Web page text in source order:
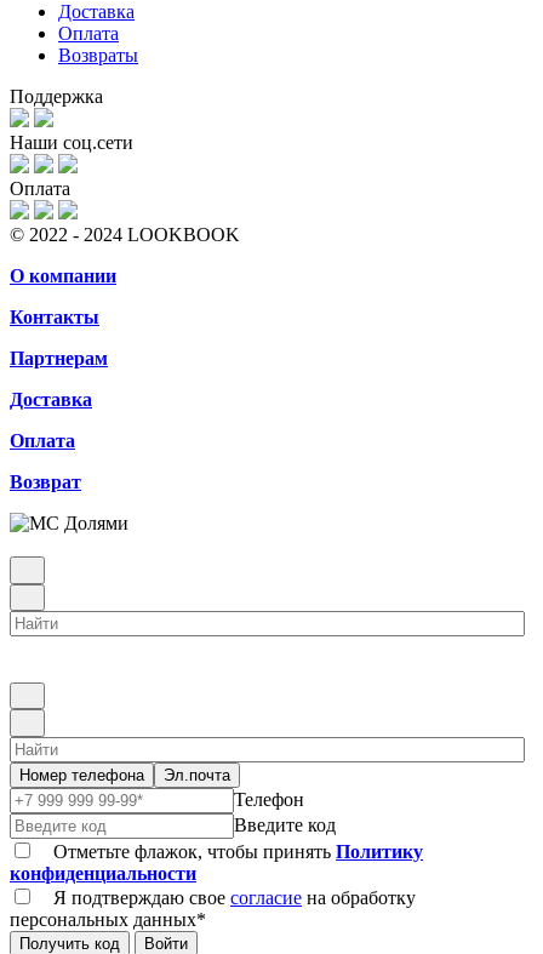
Доставка
Оплата
Возвраты
Поддержка
Наши соц.сети
Оплата
© 2022 - 2024 LOOKBOOK
О компании
Контакты
Партнерам
Доставка
Оплата
Возврат
Номер телефона Эл.почта
Телефон
Введите код
Отметьте флажок, чтобы принять Политику
конфиденциальности
Я подтверждаю свое согласие на обработку
персональных данных*
Получить код
Войти